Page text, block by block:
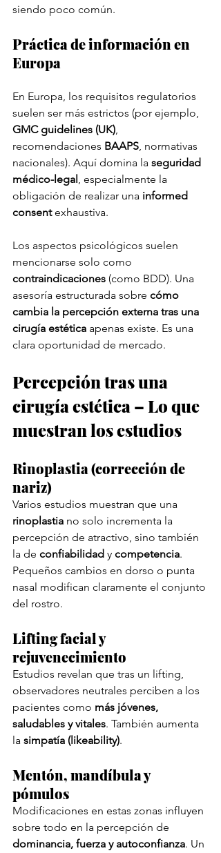
siendo poco común.
Práctica de información en
Europa
En Europa, los requisitos regulatorios
suelen ser más estrictos (por ejemplo,
GMC guidelines (UK),
recomendaciones BAAPS, normativas
nacionales). Aquí domina la seguridad
médico-legal, especialmente la
obligación de realizar una informed
consent exhaustiva.
Los aspectos psicológicos suelen
mencionarse solo como
contraindicaciones (como BDD). Una
asesoría estructurada sobre cómo
cambia la percepción externa tras una
cirugía estética apenas existe. Es una
clara oportunidad de mercado.
Percepción tras una
cirugía estética – Lo que
muestran los estudios
Rinoplastia (corrección de
nariz)
Varios estudios muestran que una
rinoplastia no solo incrementa la
percepción de atractivo, sino también
la de confiabilidad y competencia.
Pequeños cambios en dorso o punta
nasal modifican claramente el conjunto
del rostro.
Lifting facial y
rejuvenecimiento
Estudios revelan que tras un lifting,
observadores neutrales perciben a los
pacientes como más jóvenes,
saludables y vitales. También aumenta
la simpatía (likeability).
Mentón, mandíbula y
pómulos
Modificaciones en estas zonas influyen
sobre todo en la percepción de
dominancia, fuerza y autoconfianza. Un